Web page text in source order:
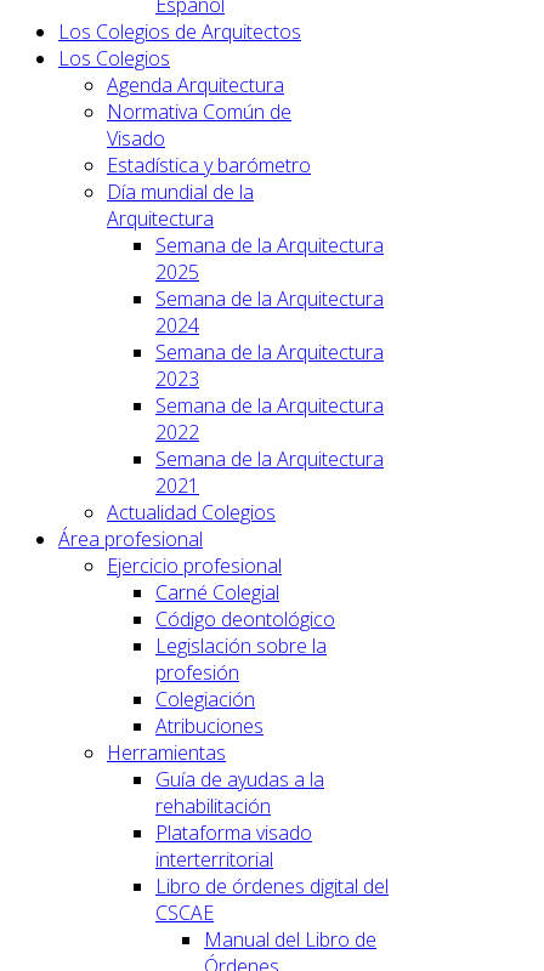
Los Colegios de Arquitectos
Los Colegios
Agenda Arquitectura
Normativa Común de
Visado
Estadística y barómetro
Día mundial de la
Arquitectura
Semana de la Arquitectura
2025
Semana de la Arquitectura
2024
Semana de la Arquitectura
2023
Semana de la Arquitectura
2022
Semana de la Arquitectura
2021
Actualidad Colegios
Área profesional
Ejercicio profesional
Carné Colegial
Código deontológico
Legislación sobre la
profesión
Colegiación
Atribuciones
Herramientas
Guía de ayudas a la
rehabilitación
Plataforma visado
interterritorial
Libro de órdenes digital del
CSCAE
Manual del Libro de